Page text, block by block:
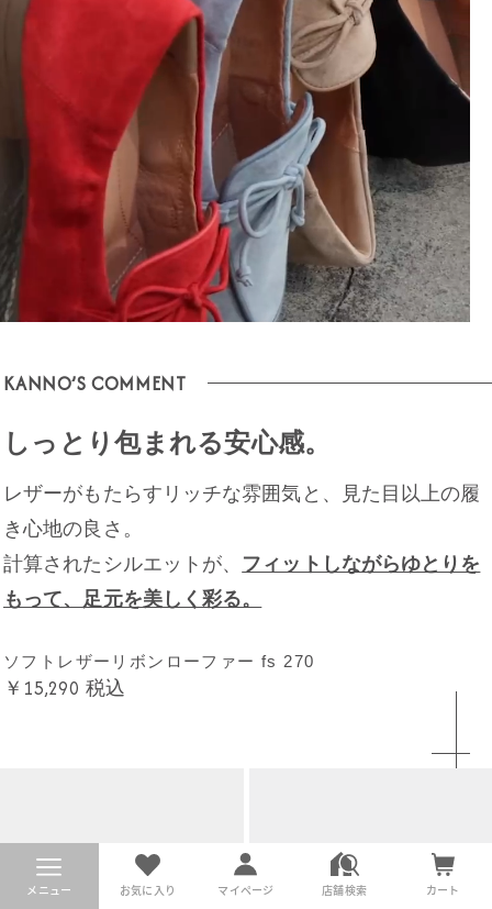
メニュー お気に入り マイページ 店舗検索 カート
KANNO’S COMMENT
しっとり包まれる安心感。
レザーがもたらすリッチな雰囲気と、
見た目以上の履
き心地の良さ。
計算されたシルエットが、 フィットしながらゆとりを
もって、足元を美しく彩る。
ソフトレザーリボンローファー fs 270
￥15,290 税込